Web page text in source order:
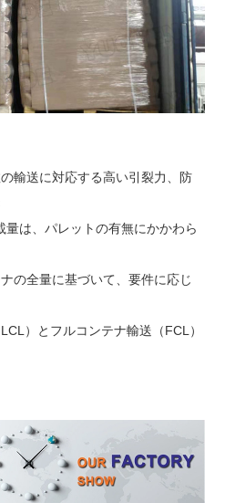
輸送に対応する高い引裂力、防
は、パレットの有無にかかわら
の全量に基づいて、要件に応じ
）とフルコンテナ輸送（FCL）